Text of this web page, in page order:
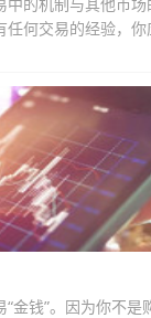
任何交易的经验，
金钱”。因为你不是